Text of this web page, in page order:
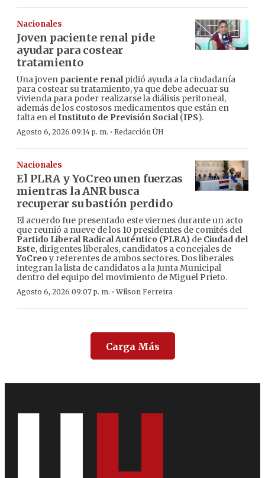
Nacionales
Joven paciente renal pide
ayudar para costear
tratamiento
Una joven paciente renalpidió ayuda a la ciudadanía
para costear su tratamiento, ya que debe adecuar su
vivienda para poder realizarse la diálisis peritoneal,
además de los costosos medicamentos que están en
falta en elInstituto de Previsión Social(IPS).
Agosto 6, 2026 09:14 p. m. · Redacción ÚH
Nacionales
El PLRA y YoCreo unen fuerzas
mientras la ANR busca
recuperar su bastión perdido
El acuerdo fue presentado este viernes durante un acto
que reunió a nueve de los 10 presidentes de comités del
Partido Liberal Radical Auténtico (PLRA) de Ciudad del
Este, dirigentes liberales, candidatos a concejales de
YoCreo y referentes de ambos sectores. Dos liberales
integran la lista de candidatos a la Junta Municipal
dentro del equipo del movimiento de Miguel Prieto.
Agosto 6, 2026 09:07 p. m. ·Wilson Ferreira
Carga Más